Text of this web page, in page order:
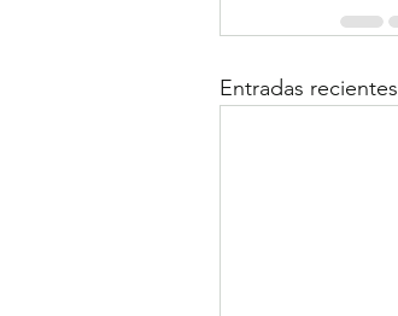
Entradas recientes